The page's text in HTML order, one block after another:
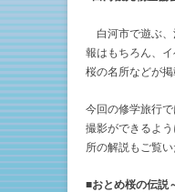
白河市で遊ぶ、
報はもちろん、イ
桜の名所などが掲
今回の修学旅行
撮影ができるよ
所の解説もご覧い
■おとめ桜の伝説